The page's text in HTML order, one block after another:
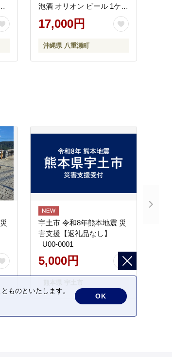
泡酒 オリオン ビール 1ケー
ス 500ml ２４本 スッキリ
爽快 飲みやすい 清涼ホッ
ごし 沖縄県 八重瀬町【価
格改定】
17,000円
沖縄県 八重瀬町
宇土市 令和8年熊本地震 災
害支援【返礼品なし】
_U00-0001
5,000円
ものといたします。
OK